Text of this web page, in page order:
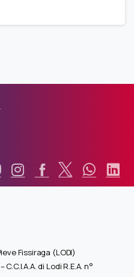
Fissiraga (LODI)
di Lodi R.E.A. n°